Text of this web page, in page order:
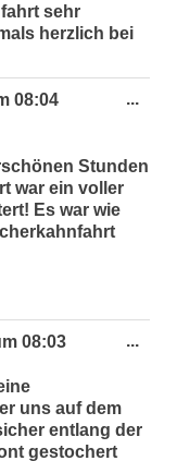
sehr
herzlich bei
08:04
Stunden
war ein voller
Es war wie
...
08:03
uns auf dem
entlang der
gestochert
...